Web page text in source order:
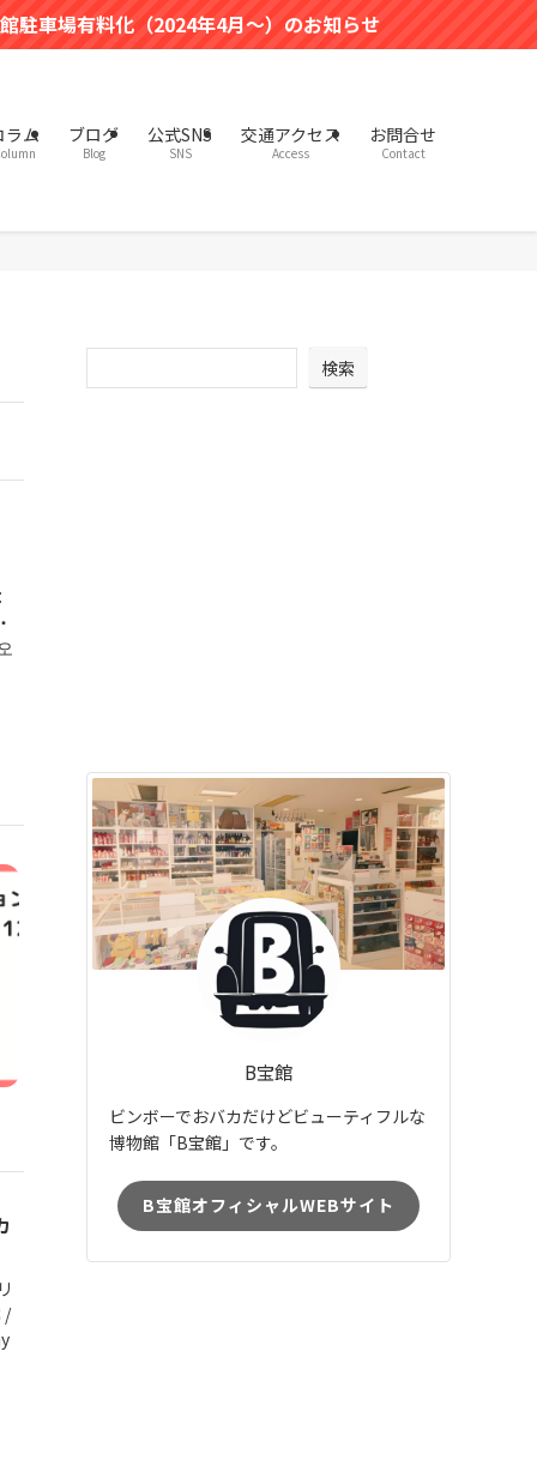
年4月～）のお知らせ
ラム ブログ
Blog
公式SNS
SNS
交通アクセス
Access
お問合せ
Contact
/
検索
B宝館
ビンボーでおバカだけどビューティフルな
博物館「B宝館」です。
B宝館オフィシャルWEBサイト